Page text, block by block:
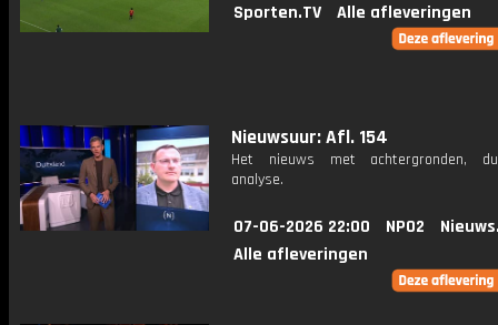
Sporten.TV
Alle afleveringen
Nieuwsuur: Afl. 154
Het nieuws met achtergronden,
analyse.
07-06-2026 22:00 NPO2
Alle afleveringen